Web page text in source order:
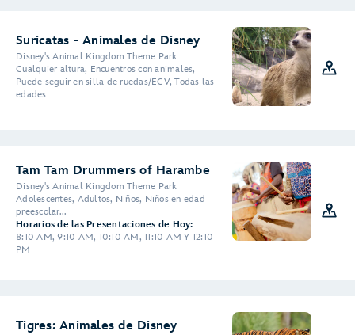
Suricatas - Animales de Disney
Disney's Animal Kingdom Theme Park
Cualquier altura, Encuentros con animales,
Puede seguir en silla de ruedas/ECV, Todas las
edades
Tam Tam Drummers of Harambe
Disney's Animal Kingdom Theme Park
Adolescentes, Adultos, Niños, Niños en edad
preescolar...
Horarios de las Presentaciones de Hoy:
8:10 AM, 9:10 AM, 10:10 AM, 11:10 AM Y 12:10
PM
Tigres: Animales de Disney